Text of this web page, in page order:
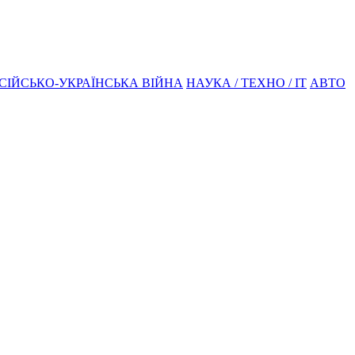
УКРАЇНСЬКА ВІЙНА НАУКА / ТЕХНО / IT АВТО